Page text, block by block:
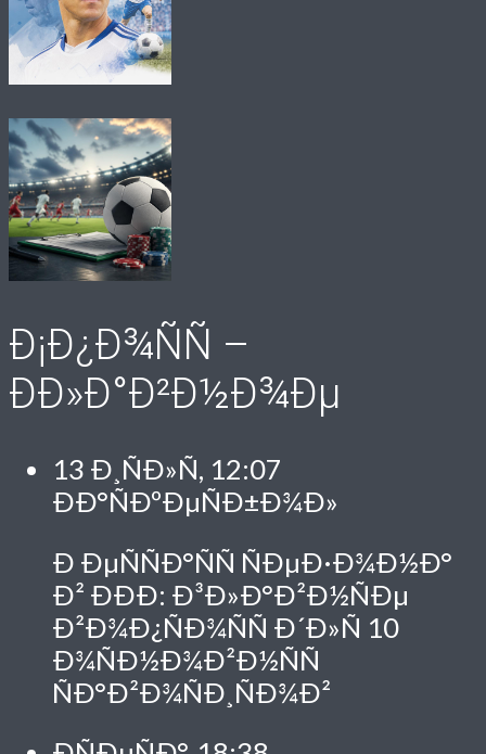
Ð¡Ð¿Ð¾ÑÑ –
ÐÐ»Ð°Ð²Ð½Ð¾Ðµ
13 Ð¸ÑÐ»Ñ, 12:07
ÐÐ°ÑÐºÐµÑÐ±Ð¾Ð»
Ð ÐµÑÑÐ°ÑÑ ÑÐµÐ·Ð¾Ð½Ð°
Ð² ÐÐÐ: Ð³Ð»Ð°Ð²Ð½ÑÐµ
Ð²Ð¾Ð¿ÑÐ¾ÑÑ Ð´Ð»Ñ 10
Ð¾ÑÐ½Ð¾Ð²Ð½ÑÑ
ÑÐ°Ð²Ð¾ÑÐ¸ÑÐ¾Ð²